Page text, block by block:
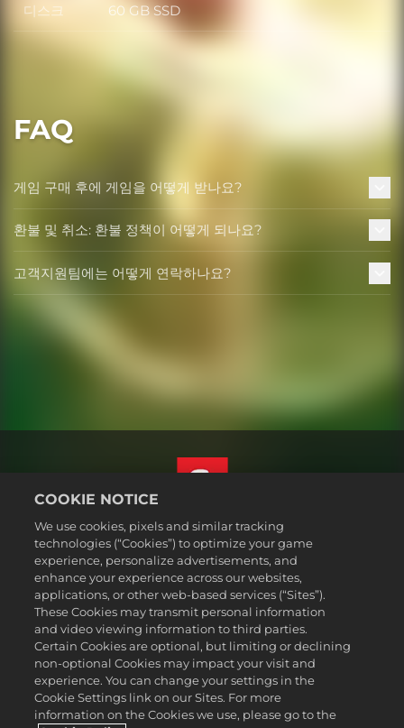
디스크 디스크
60 GB SSD
FAQ
게임 구매 후에 게임을 어떻게 받나요?
환불 및 취소: 환불 정책이 어떻게 되나요?
고객지원팀에는 어떻게 연락하나요?
법률
개인정보 취급방침
쿠키 정책
지원
개인정보를판매하거나공유하지마십시오
주문 검색 및 환불
2K 광고 파트너
한국어
COOKIE NOTICE
We use cookies, pixels and similar tracking
technologies (“Cookies”) to optimize your game
experience, personalize advertisements, and
enhance your experience across our websites,
applications, or other web-based services (“Sites”).
These Cookies may transmit personal information
and video viewing information to third parties.
Certain Cookies are optional, but limiting or declining
non-optional Cookies may impact your visit and
experience. You can change your settings in the
Cookie Settings link on our Sites. For more
information on the Cookies we use, please go to the